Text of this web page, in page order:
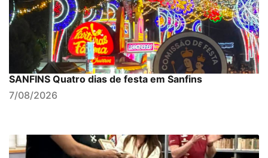
SANFINS Quatro dias de festa em Sanfins
7/08/2026